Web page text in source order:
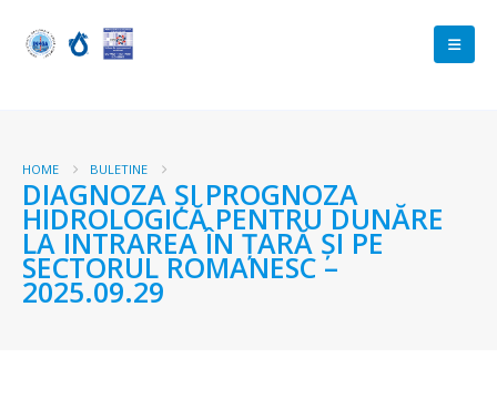
HOME BULETINE
DIAGNOZA ŞI PROGNOZA
HIDROLOGICĂ PENTRU DUNĂRE
LA INTRAREA ÎN ŢARĂ ŞI PE
SECTORUL ROMANESC –
2025.09.29